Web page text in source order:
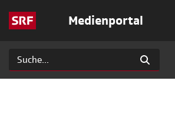
Medienportal